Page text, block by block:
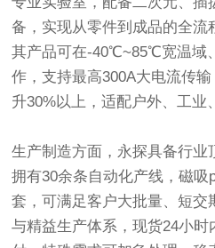
备，实现从零件到成品的全流
其产品可在-40℃~85℃宽温域
作，支持最高300A大电流传
升30%以上，适配户外、工业
生产制造方面，永探具备行业
拥有30余条自动化产线，磁吸
套，可满足客户大批量、短交
与精益生产体系，现货24小时